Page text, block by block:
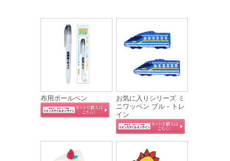
布用ボールペン
お気に入りシリーズ ミ
ニワッペン ブル－トレ
イン